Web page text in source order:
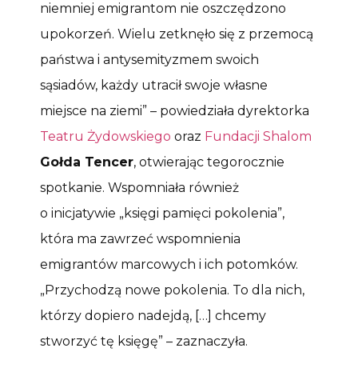
niemniej emigrantom nie oszczędzono
upokorzeń. Wielu zetknęło się z przemocą
państwa i antysemityzmem swoich
sąsiadów, każdy utracił swoje własne
miejsce na ziemi” – powiedziała dyrektorka
Teatru Żydowskiego oraz Fundacji Shalom
Gołda Tencer, otwierając tegorocznie
spotkanie. Wspomniała również
o inicjatywie „księgi pamięci pokolenia”,
która ma zawrzeć wspomnienia
emigrantów marcowych i ich potomków.
„Przychodzą nowe pokolenia. To dla nich,
którzy dopiero nadejdą, […] chcemy
stworzyć tę księgę” – zaznaczyła.